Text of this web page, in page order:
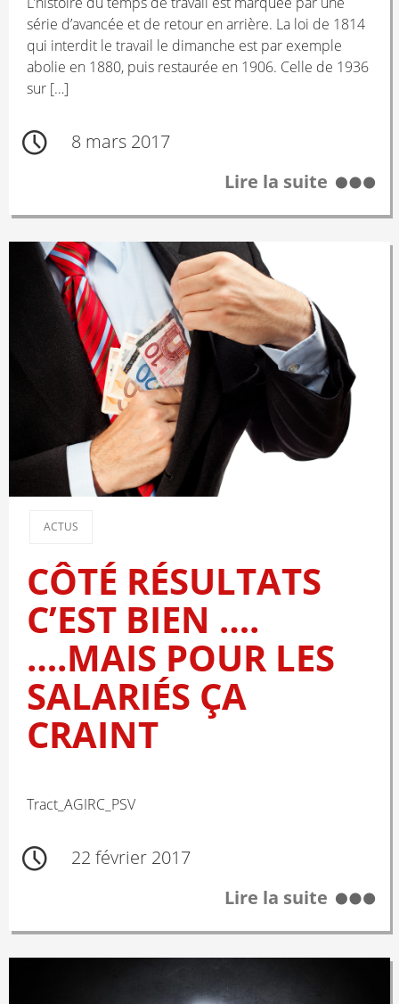
série d’avancée et de retour en arrière. La loi de 1814
qui interdit le travail le dimanche est par exemple
abolie en 1880, puis restaurée en 1906. Celle de 1936
sur […]
8 mars 2017
Lire la suite
ACTUS
CÔTÉ RÉSULTATS
C’EST BIEN ….
….MAIS POUR LES
SALARIÉS ÇA
CRAINT
Tract_AGIRC_PSV
22 février 2017
Lire la suite